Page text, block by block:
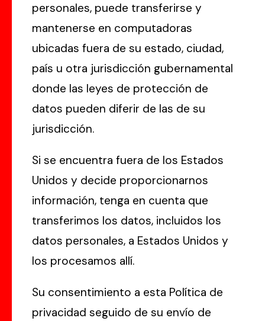
personales, puede transferirse y
mantenerse en computadoras
ubicadas fuera de su estado, ciudad,
país u otra jurisdicción gubernamental
donde las leyes de protección de
datos pueden diferir de las de su
jurisdicción.
Si se encuentra fuera de los Estados
Unidos y decide proporcionarnos
información, tenga en cuenta que
transferimos los datos, incluidos los
datos personales, a Estados Unidos y
los procesamos allí.
Su consentimiento a esta Política de
privacidad seguido de su envío de